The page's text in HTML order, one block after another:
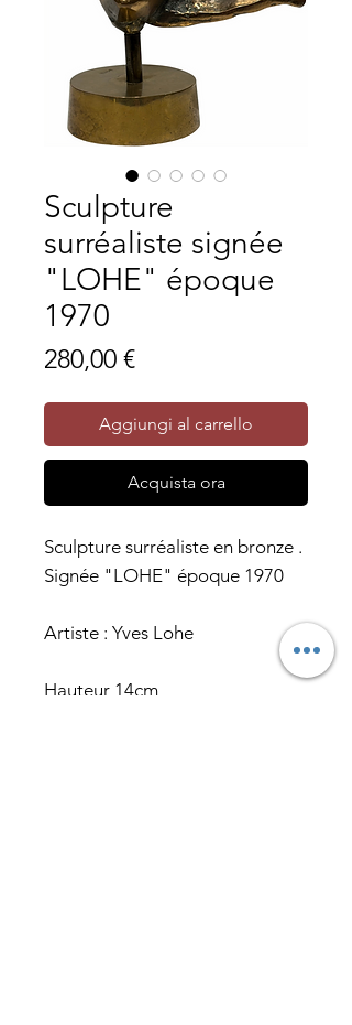
Sculpture
surréaliste signée
"LOHE" époque
1970
280,00 €Prezzo
Aggiungi al carrello
Acquista ora
Sculpture surréaliste en bronze .
Signée "LOHE" époque 1970
Artiste : Yves Lohe
Hauteur 14cm